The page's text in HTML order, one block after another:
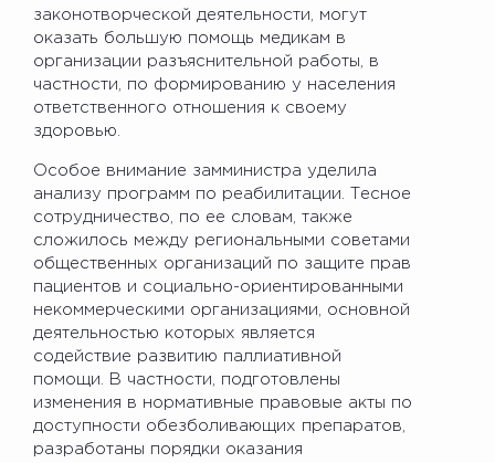
законотворческой деятельности, могут
оказать большую помощь медикам в
организации разъяснительной работы, в
частности, по формированию у населения
ответственного отношения к своему
здоровью.
Особое внимание замминистра уделила
анализу программ по реабилитации. Тесное
сотрудничество, по ее словам, также
сложилось между региональными советами
общественных организаций по защите прав
пациентов и социально-ориентированными
некоммерческими организациями, основной
деятельностью которых является
содействие развитию паллиативной
помощи. В частности, подготовлены
изменения в нормативные правовые акты по
доступности обезболивающих препаратов,
разработаны порядки оказания